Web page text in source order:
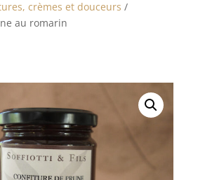
crèmes et douceurs /
au romarin